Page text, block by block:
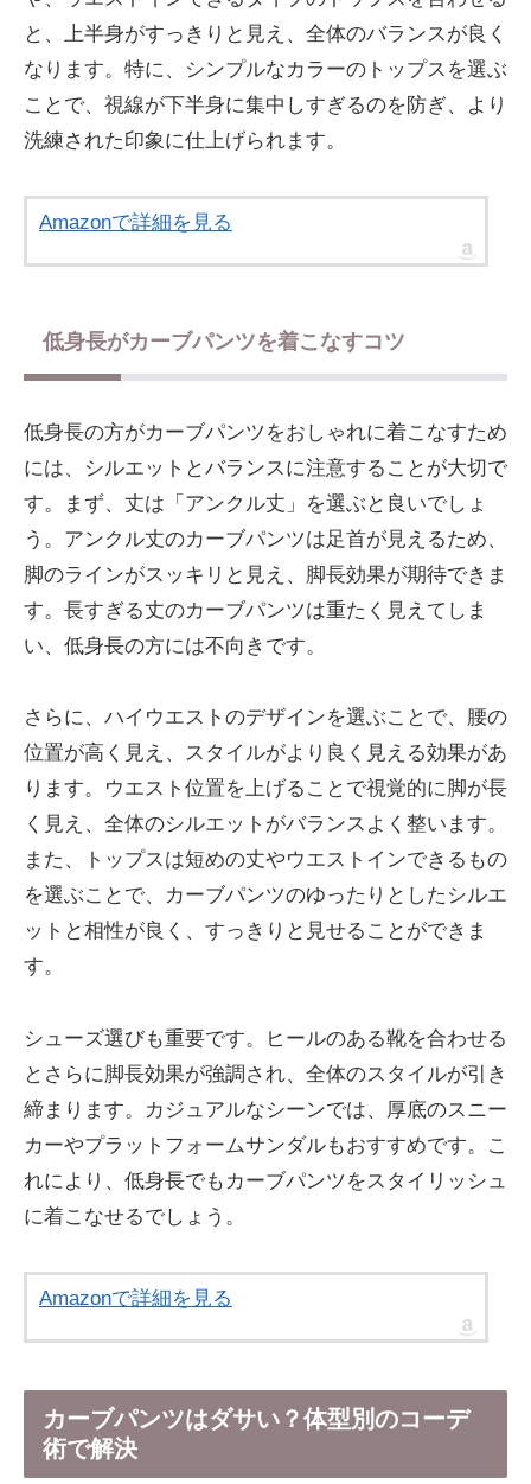
と、上半身がすっきりと見え、全体のバランスが良く
なります。特に、シンプルなカラーのトップスを選ぶ
ことで、視線が下半身に集中しすぎるのを防ぎ、より
洗練された印象に仕上げられます。
Amazonで詳細を見る
低身長がカーブパンツを着こなすコツ
低身長の方がカーブパンツをおしゃれに着こなすため
には、シルエットとバランスに注意することが大切で
す。まず、丈は「アンクル丈」を選ぶと良いでしょ
う。アンクル丈のカーブパンツは足首が見えるため、
脚のラインがスッキリと見え、脚長効果が期待できま
す。長すぎる丈のカーブパンツは重たく見えてしま
い、低身長の方には不向きです。
さらに、ハイウエストのデザインを選ぶことで、腰の
位置が高く見え、スタイルがより良く見える効果があ
ります。ウエスト位置を上げることで視覚的に脚が長
く見え、全体のシルエットがバランスよく整います。
また、トップスは短めの丈やウエストインできるもの
を選ぶことで、カーブパンツのゆったりとしたシルエ
ットと相性が良く、すっきりと見せることができま
す。
シューズ選びも重要です。ヒールのある靴を合わせる
とさらに脚長効果が強調され、全体のスタイルが引き
締まります。カジュアルなシーンでは、厚底のスニー
カーやプラットフォームサンダルもおすすめです。こ
れにより、低身長でもカーブパンツをスタイリッシュ
に着こなせるでしょう。
Amazonで詳細を見る
カーブパンツはダサい？体型別のコーデ
術で解決